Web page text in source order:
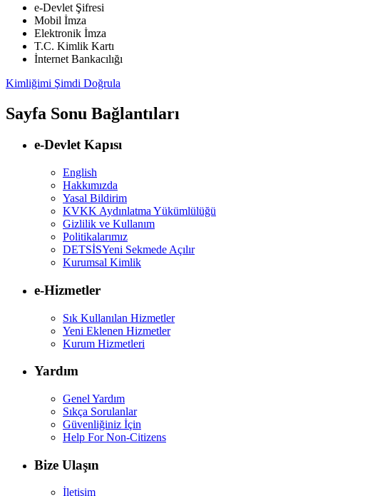
e-Devlet Şifresi
Mobil İmza
Elektronik İmza
T.C. Kimlik Kartı
İnternet Bankacılığı
Kimliğimi Şimdi Doğrula
Sayfa Sonu Bağlantıları
e-Devlet Kapısı
English
Hakkımızda
Yasal Bildirim
KVKK Aydınlatma Yükümlülüğü
Gizlilik ve Kullanım
Politikalarımız
DETSİSYeni Sekmede Açılır
Kurumsal Kimlik
e-Hizmetler
Sık Kullanılan Hizmetler
Yeni Eklenen Hizmetler
Kurum Hizmetleri
Yardım
Genel Yardım
Sıkça Sorulanlar
Güvenliğiniz İçin
Help For Non-Citizens
Bize Ulaşın
İletişim